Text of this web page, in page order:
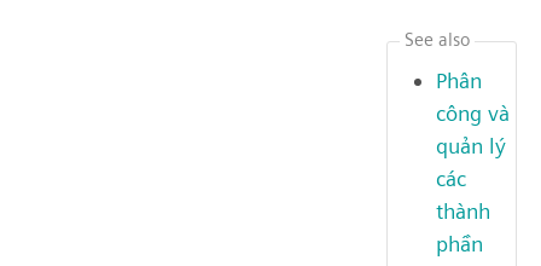
Phân
công và
quản lý
các
thành
phần
See also